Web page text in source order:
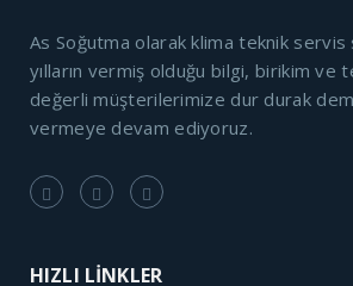
As Soğutma olarak klima teknik
yılların vermiş olduğu bilgi, birikim ve
değerli müşterilerimize dur durak
vermeye devam ediyoruz.
HIZLI LİNKLER